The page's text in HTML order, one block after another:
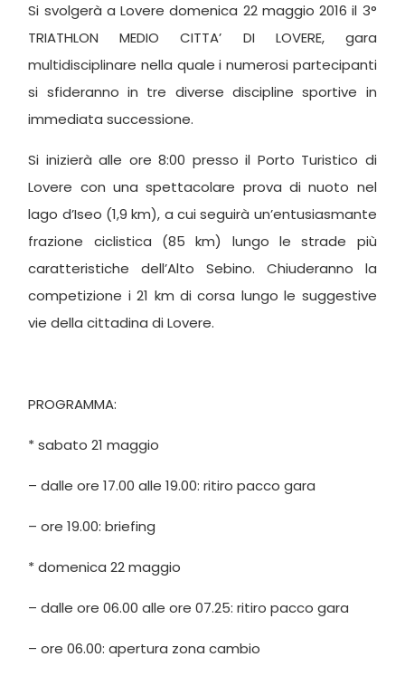
Si svolgerà a Lovere domenica 22 maggio 2016 il 3°
TRIATHLON MEDIO CITTA’ DI LOVERE, gara
multidisciplinare nella quale i numerosi partecipanti
si sfideranno in tre diverse discipline sportive in
immediata successione.
Si inizierà alle ore 8:00 presso il Porto Turistico di
Lovere con una spettacolare prova di nuoto nel
lago d’Iseo (1,9 km), a cui seguirà un’entusiasmante
frazione ciclistica (85 km) lungo le strade più
caratteristiche dell’Alto Sebino. Chiuderanno la
competizione i 21 km di corsa lungo le suggestive
vie della cittadina di Lovere.
PROGRAMMA:
* sabato 21 maggio
– dalle ore 17.00 alle 19.00: ritiro pacco gara
– ore 19.00: briefing
* domenica 22 maggio
– dalle ore 06.00 alle ore 07.25: ritiro pacco gara
– ore 06.00: apertura zona cambio